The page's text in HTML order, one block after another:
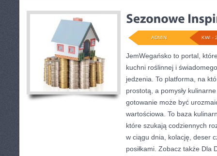
KWI -
ADMIN
JemWegańsko to portal,
kuchni roślinnej i
jedzenia. To platforma, na
prostotą, a pomysły
gotowanie może być
wartościowa. To baza
które szukają codziennych
w ciągu dnia, kolację, deser
posiłkami. Zobacz także Dla